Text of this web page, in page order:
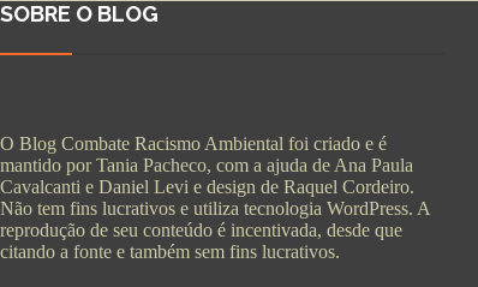
SOBRE O BLOG
O Blog Combate Racismo Ambiental foi criado e é
mantido por Tania Pacheco, com a ajuda de Ana Paula
Cavalcanti e Daniel Levi e design de Raquel Cordeiro.
Não tem fins lucrativos e utiliza tecnologia WordPress. A
reprodução de seu conteúdo é incentivada, desde que
citando a fonte e também sem fins lucrativos.